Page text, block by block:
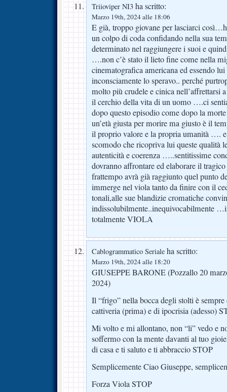
Triioviper NI3 ha scritto:
Marzo 19th, 2024 alle 18:06
E già, troppo giovane per lasciarci
un colpo di coda confidando nella sua
determinato nel raggiungere i suoi e
….non c’è stato il lieto fine come nella
cinematografica americana ed essendo
inconsciamente lo speravo.. perché
molto più crudele e cinica nell’affrettarsi
il cerchio della vita di un uomo ….ci
dopo questo episodio come dopo la
un’età giusta per morire ma giusto è il
il proprio valore e la propria umanità ….
scomodo che ricopriva lui queste qualità
autenticità e coerenza …..sentitissime
dovranno affrontare ed elaborare il
frattempo avrà già raggiunto quel punto
immerge nel viola tanto da finire con il
tonali,alle sue blandizie cromatiche
indissolubilmente..inequivocabilmente
totalmente VIOLA
Cablogrammatico Seriale ha scritto:
Marzo 19th, 2024 alle 18:20
GIUSEPPE BARONE (Pozzallo 20
2024)
Il “frigo” nella bocca degli stolti è
cattiveria (prima) e di ipocrisia (adesso)
Mi volto e mi allontano, non “li” vedo e
soffermo con la mente davanti al tuo
di casa e ti saluto e ti abbraccio STOP
Semplicemente Ciao Giuseppe,
Forza Viola STOP